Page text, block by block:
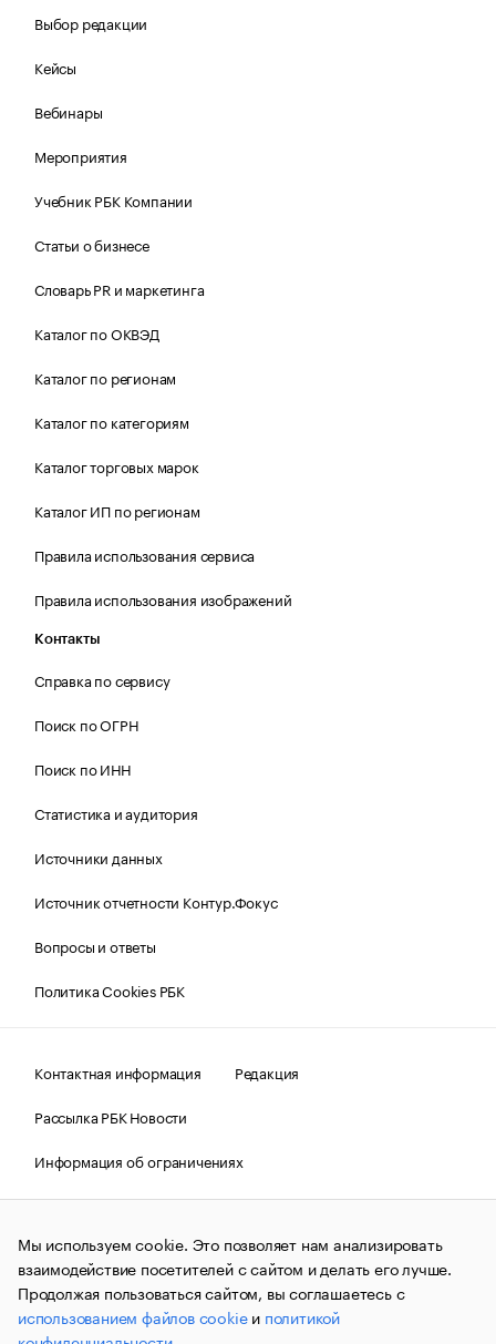
Выбор редакции
Кейсы
Вебинары
Мероприятия
Учебник РБК Компании
Статьи о бизнесе
Словарь PR и маркетинга
Каталог по ОКВЭД
Каталог по регионам
Каталог по категориям
Каталог торговых марок
Каталог ИП по регионам
Правила использования сервиса
Правила использования изображений
Контакты
Справка по сервису
Поиск по ОГРН
Поиск по ИНН
Статистика и аудитория
Источники данных
Источник отчетности Контур.Фокус
Вопросы и ответы
Политика Cookies РБК
Контактная информация
Редакция
Рассылка РБК Новости
Информация об ограничениях
Правовая информация
О соблюдении авторских прав
© АО «РОСБИЗНЕСКОНСАЛТИНГ»,1995–2026.Сообщения
и материалы информационного агентства «РБК»
(зарегистрировано Федеральной службой по надзору в сфере
связи, информационных технологий и массовых
коммуникаций (Роскомнадзор) 09.12.2015 за номером ИА
№ФС77-63848) сопровождаются пометкой «РБК». Отдельные
Мы используем cookie. Это позволяет нам анализировать
взаимодействие посетителей с сайтом и делать его лучше.
Продолжая пользоваться сайтом, вы соглашаетесь с
использованием файлов cookieи политикой